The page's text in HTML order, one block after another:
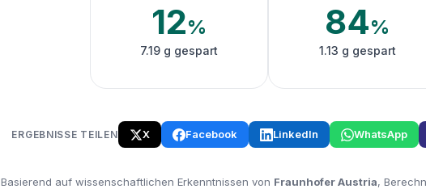
12%
7.19 g gespart
84%
1.13 g gespart
ERGEBNISSE TEILEN X Facebook LinkedIn WhatsApp
Basierend auf wissenschaftlichen Erkenntnissen von Fraunhofer Austria,